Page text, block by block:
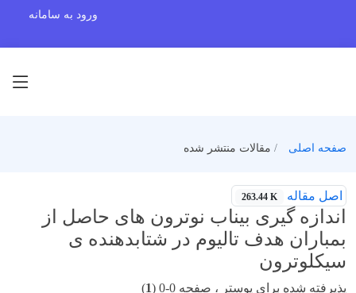
ورود به سامانه
صفحه اصلی مقالات منتشر شده
اصل مقاله 263.44 K
اندازه گیری بیناب نوترون های حاصل از
بمباران هدف تالیوم در شتابدهنده ی
سیکلوترون
پذیرفته شده برای پوستر ، صفحه 0-0 ( 1
)